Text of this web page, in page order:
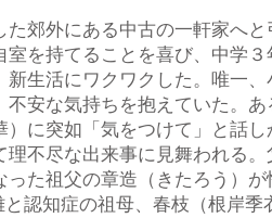
郊外にある中古の一軒家へ
を持てることを喜び、中学
生活にワクワクした。唯一、
安な気持ちを抱えていた。
に突如「気をつけて」と話
不尽な出来事に見舞われる
た祖父の章造（きたろう）
認知症の祖母、春枝（根岸季